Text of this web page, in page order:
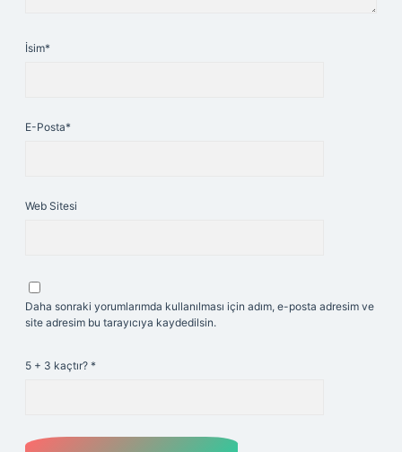
İsim*
E-Posta*
Web Sitesi
Daha sonraki yorumlarımda kullanılması için adım, e-posta adresim ve
site adresim bu tarayıcıya kaydedilsin.
5 + 3 kaçtır? *